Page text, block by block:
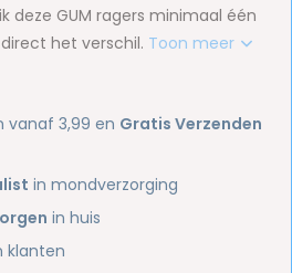
deze GUM ragers minimaal één
het verschil. Toon meer
vanaf 3,99 en Gratis Verzenden
in mondverzorging
in huis
klanten